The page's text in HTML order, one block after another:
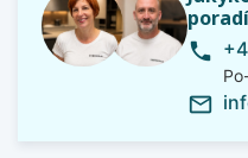
phone
mail_outline